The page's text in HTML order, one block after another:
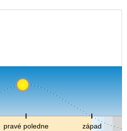
pravé poledne západ